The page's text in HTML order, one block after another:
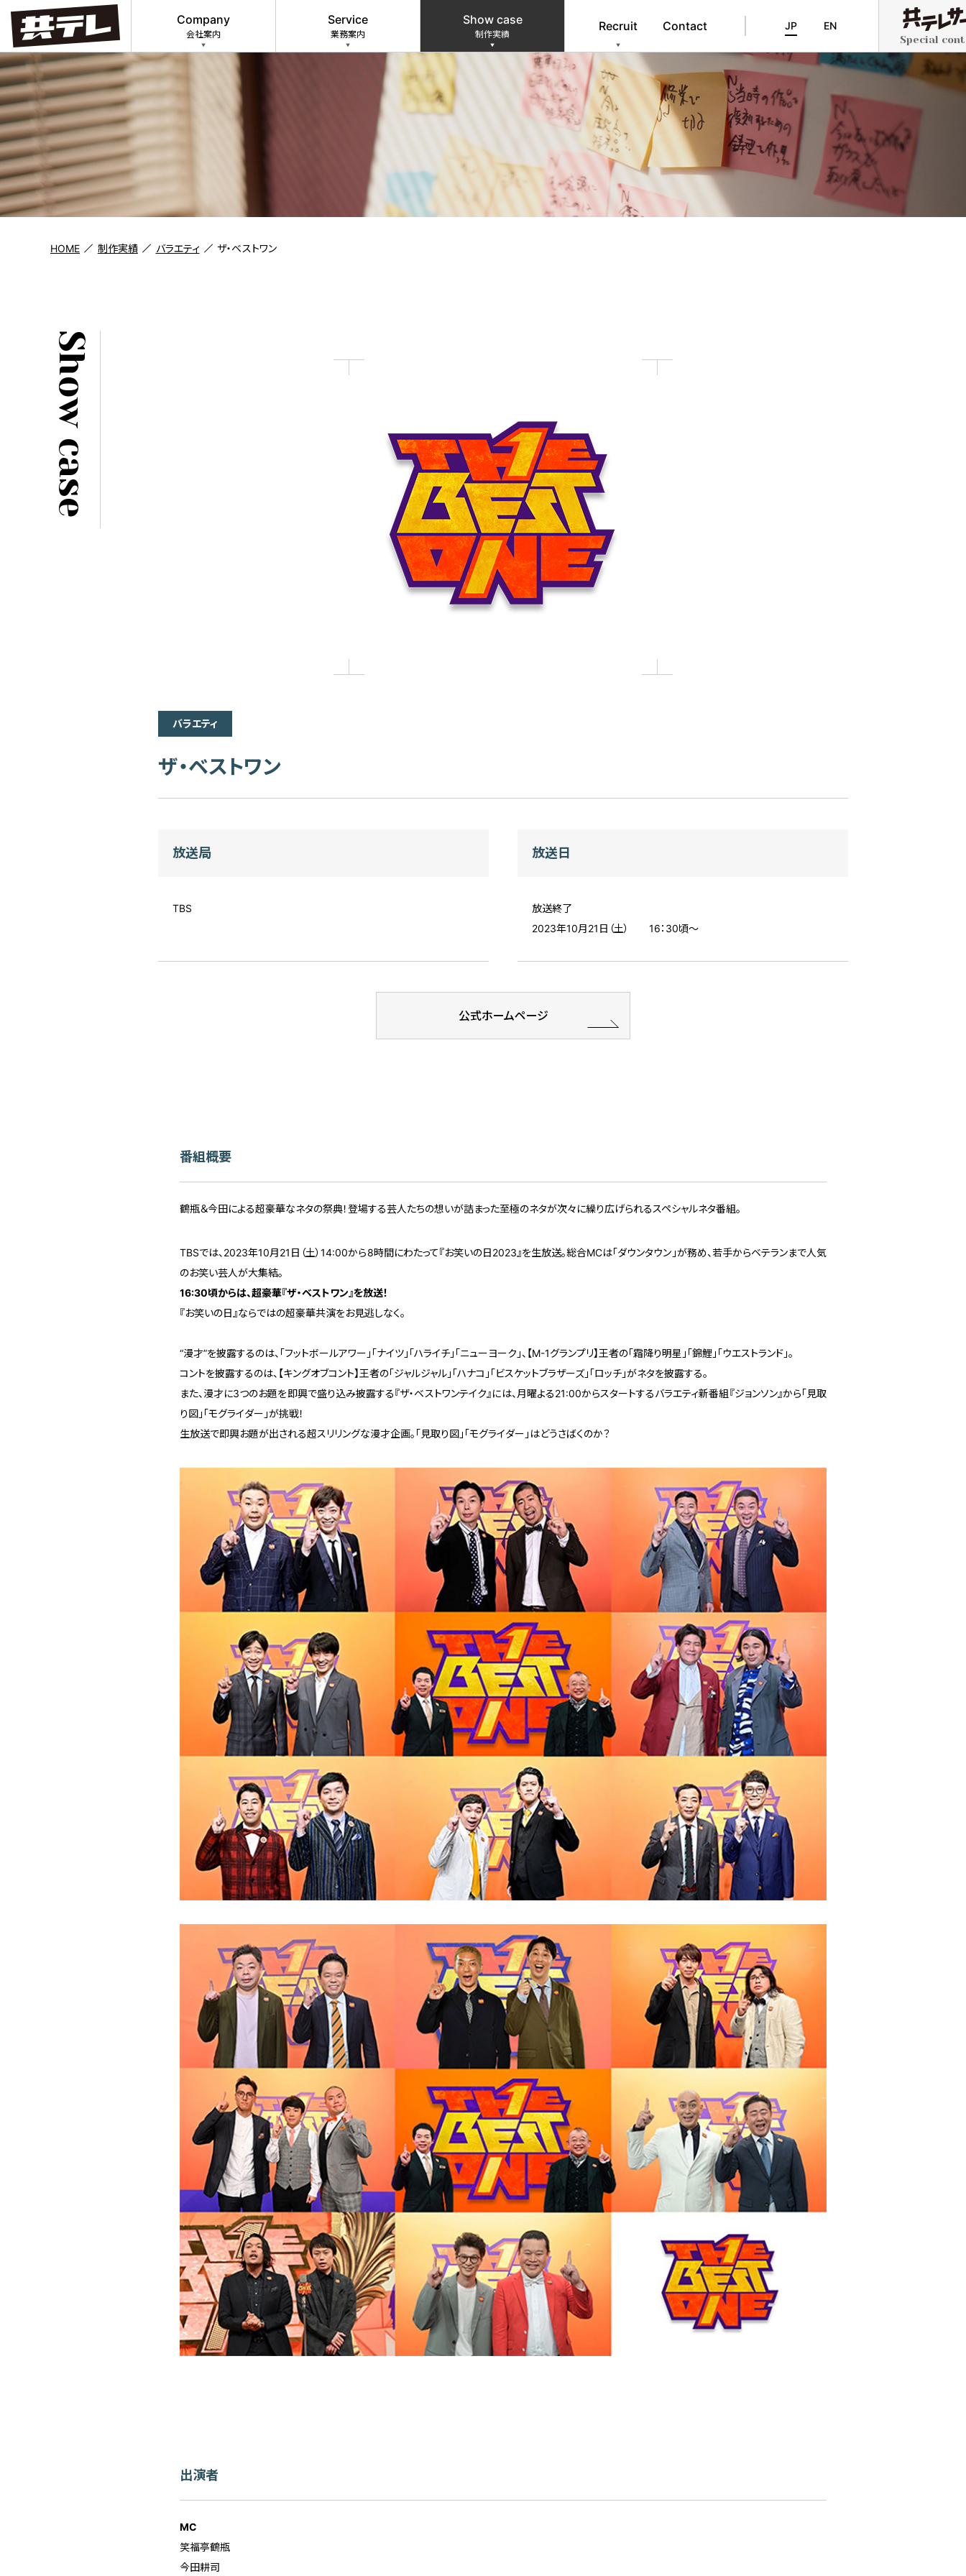
Company
会社案内
Service
業務案内
Show case
制作実績
Recruit Contact JP EN
Special
HOME 制作実績 バラエティ ザ・ベストワン
Show case
バラエティ
ザ・ベストワン
放送局
TBS
放送日
放送終了
2023年10月21日（土） 16：30頃〜
公式ホームページ
番組概要
鶴瓶＆今田による超豪華なネタの祭典！登場する芸人たちの想いが詰まった至極のネタが次々に繰り広げられるスペシャルネタ番組。
TBSでは、2023年10月21日（土）14:00から8時間にわたって『お笑いの日2023』を生放送。総合MCは「ダウンタウン」が務め、若手からベテランまで人気
のお笑い芸人が大集結。
16:30頃からは、超豪華『ザ・ベストワン』を放送！
『お笑いの日』ならではの超豪華共演をお見逃しなく。
“漫才”を披露するのは、「フットボールアワー」「ナイツ」「ハライチ」「ニューヨーク」、【M-1グランプリ】王者の「霜降り明星」「錦鯉」「ウエストランド」。
コントを披露するのは、【キングオブコント】王者の「ジャルジャル」「ハナコ」「ビスケットブラザーズ」「ロッチ」がネタを披露する。
また、漫才に3つのお題を即興で盛り込み披露する『ザ・ベストワンテイク』には、月曜よる21:00からスタートするバラエティ新番組『ジョンソン』から「見取
り図」「モグライダー」が挑戦！
生放送で即興お題が出される超スリリングな漫才企画。「見取り図」「モグライダー」はどうさばくのか？
出演者
MC
笑福亭鶴瓶
今田耕司